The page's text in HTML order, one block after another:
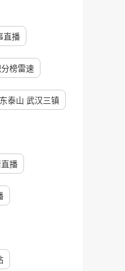
直播
榜雷速
泰山 武汉三镇
播